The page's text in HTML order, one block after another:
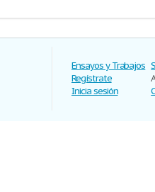
Ensayos y Trabajos
Regístrate
Inicia sesión